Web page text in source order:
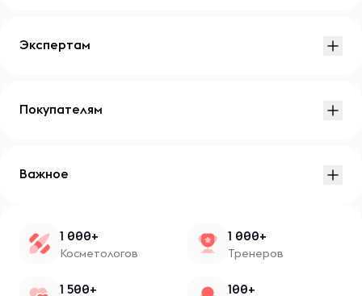
Экспертам
Покупателям
Важное
1 000+
Косметологов
1 000+
Тренеров
1 500+ 100+